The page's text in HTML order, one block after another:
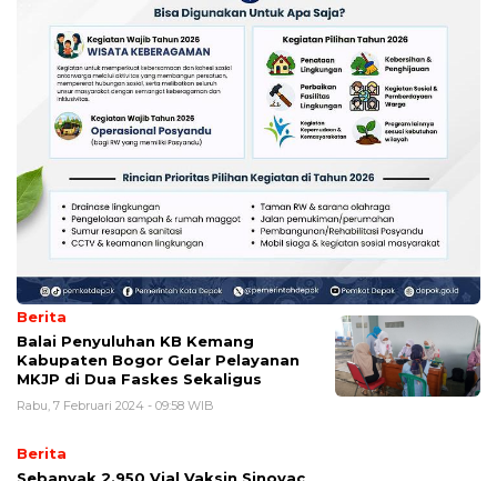
Berita
Balai Penyuluhan KB Kemang
Kabupaten Bogor Gelar Pelayanan
MKJP di Dua Faskes Sekaligus
Rabu, 7 Februari 2024 - 09:58 WIB
Berita
Sebanyak 2.950 Vial Vaksin Sinovac